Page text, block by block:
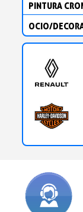
PINTURA
OCIO/